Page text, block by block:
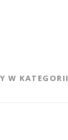
W KATEGORII